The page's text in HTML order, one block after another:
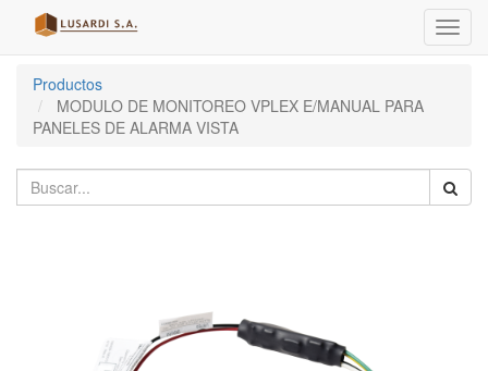
Menú
de
Productos
MODULO DE MONITOREO VPLEX E/MANUAL PARA
PANELES DE ALARMA VISTA